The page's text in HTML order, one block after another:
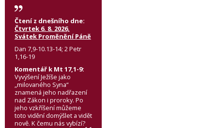
Čtení z dnešního dne:
Čtvrtek 6. 8. 2026,
Svátek Proměnění Páně
Dan 7,9-10.13-14; 2 Petr
1,16-19
Komentář k Mt 17,1-9:
Vyvýšení Ježíše jako
„milovaného Syna“
znamená jeho nadřazení
nad Zákon i proroky. Po
jeho vzkříšení můžeme
toto vidění domýšlet a vidět
nově. K čemu nás vybízí?